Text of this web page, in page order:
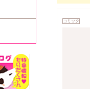
コミック